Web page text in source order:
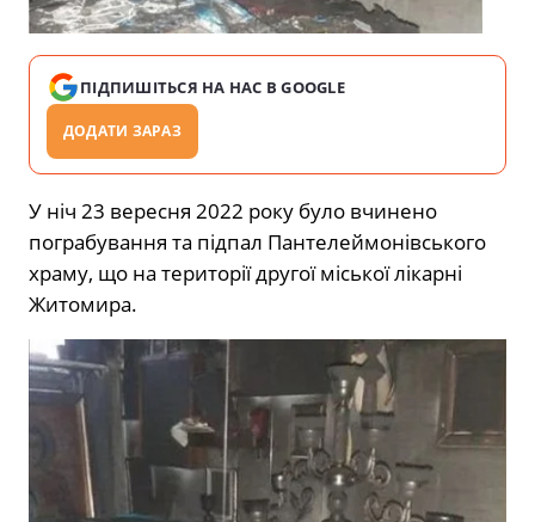
ПІДПИШІТЬСЯ НА НАС В GOOGLE
ДОДАТИ ЗАРАЗ
У ніч 23 вересня 2022 року було вчинено
пограбування та підпал Пантелеймонівського
храму, що на території другої міської лікарні
Житомира.